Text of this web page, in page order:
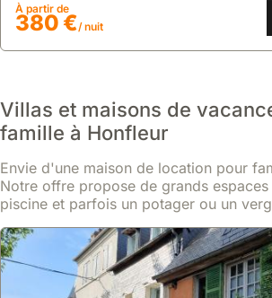
À partir de
380 €/ nuit
Villas et maisons de
famille à Honfleur
Envie d'une maison de location pour
Notre offre propose de grands
piscine et parfois un potager ou un